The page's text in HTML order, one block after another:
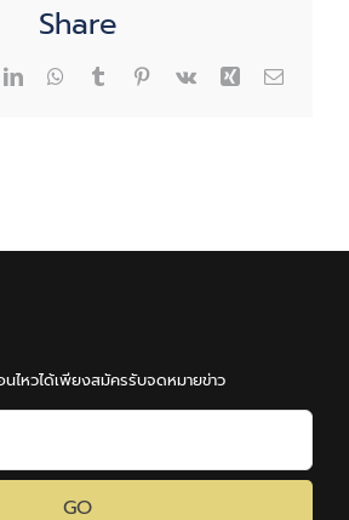
Share
LinkedInWhatsApp
TumblrPinterest
Vk Xing Email
นไหวได้เพียงสมัครรับจดหมายข่าว
GO